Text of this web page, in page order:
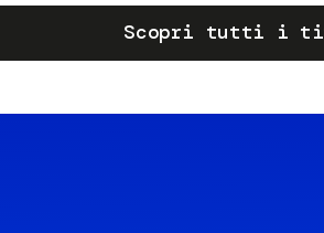
Scopri tutti i